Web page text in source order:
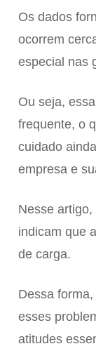
Os dados
ocorrem
especial nas
Ou seja,
frequente, o
cuidado
empresa e
Nesse
indicam que
de carga.
Dessa
esses
atitudes